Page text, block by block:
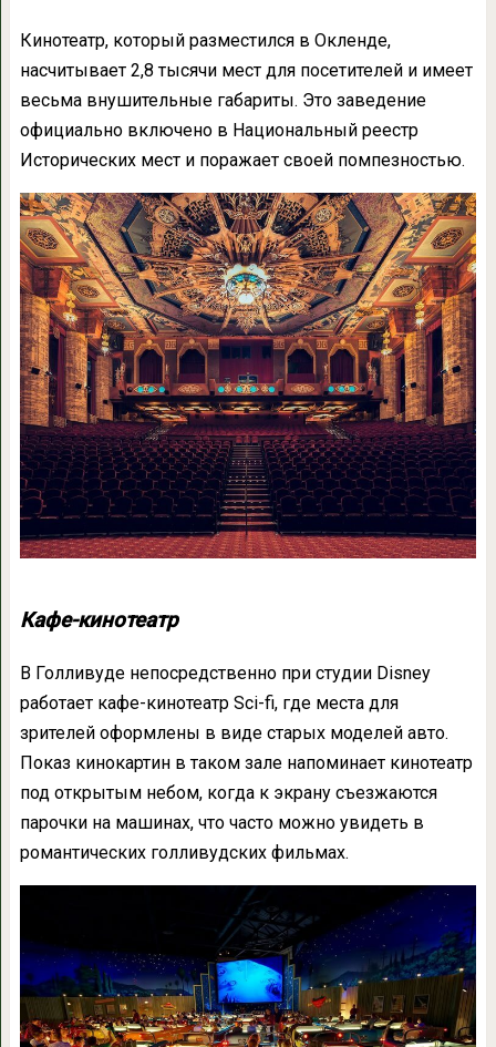
Кинотеатр, который разместился в Окленде,
насчитывает 2,8 тысячи мест для посетителей и имеет
весьма внушительные габариты. Это заведение
официально включено в Национальный реестр
Исторических мест и поражает своей помпезностью.
Кафе-кинотеатр
В Голливуде непосредственно при студии Disney
работает кафе-кинотеатр Sci-fi, где места для
зрителей оформлены в виде старых моделей авто.
Показ кинокартин в таком зале напоминает кинотеатр
под открытым небом, когда к экрану съезжаются
парочки на машинах, что часто можно увидеть в
романтических голливудских фильмах.